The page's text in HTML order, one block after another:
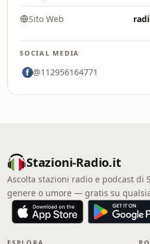
Sito Web
SOCIAL MEDIA
@112956164771
Stazioni-Radio.it
Ascolta stazioni radio e podcast di
genere o umore — gratis su